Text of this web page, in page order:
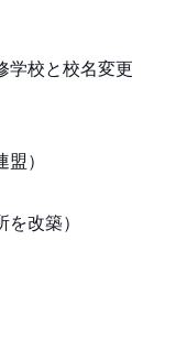
学校と校名変更
会設立
見文化連盟）
改築）